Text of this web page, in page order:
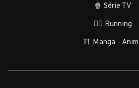
🍿 Série TV
🏃‍♂️ Running
⛩️ Manga -